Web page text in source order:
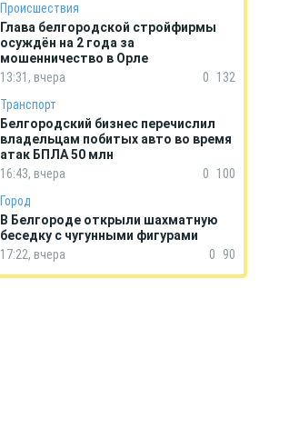
Происшествия
Глава белгородской стройфирмы
осуждён на 2 года за
мошенничество в Орле
13:31, вчера
0
132
Транспорт
Белгородский бизнес перечислил
владельцам побитых авто во время
атак БПЛА 50 млн
16:43, вчера
0
100
Город
В Белгороде открыли шахматную
беседку с чугунными фигурами
17:22, вчера
0 90